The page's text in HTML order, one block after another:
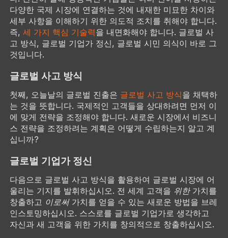
다양한 국제 시장에 연결하는 것에 내재한 미묘한 차이와
세부 사항을 이해하기 위한 의도적 조치를 취해야 합니다.
즉, 세 가지 핵심 기술력을 내면화해야 합니다. 글로벌 사
고 방식, 글로벌 기업가 정신, 글로벌 시민 의식이 바로 그
것입니다.
글로벌 사고 방식
첫째, 오늘날의 글로벌 진출은 글로벌 사고 방식을 채택하
는 것을 뜻합니다. 국제적인 고객들을 상대하려면 먼저 이
에 맞게 전략을 조정해야 합니다. 새로운 시장에서 비즈니
스 전략을 조정하려는 계획은 어떻게 수립하는지 알고 계
십니까?
글로벌 기업가 정신
다음으로 글로벌 사고 방식을 활용하여 글로벌 시장에 어
울리는 기지를 발휘하십시오. 전 세계 고객을 위한가치를
창출하고 이로써가치를 얻을 수 있는 새로운 방법을 브레
인스토밍하십시오. 스스로를 글로벌 기업가로 생각하고
자신과 새 고객을 위한 가치를 창의적으로 창출하십시오.